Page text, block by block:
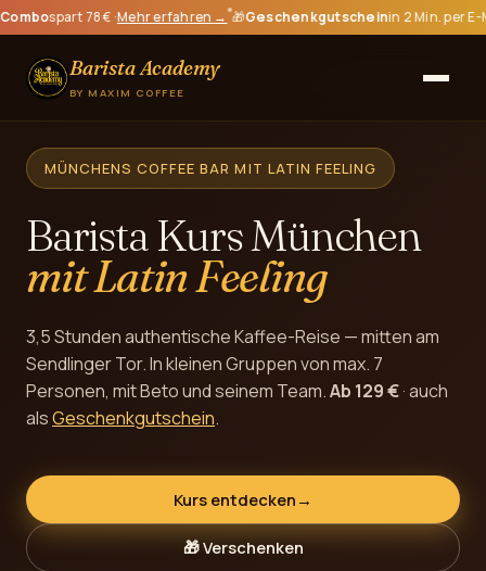
78 € ·Mehr erfahren → 🎁Geschenkgutscheinin 2 Min. per E-Mail ·Jetzt
Barista Academy
BY MAXIM COFFEE
MÜNCHENS COFFEE BAR MIT LATIN FEELING
Barista Kurs München
mit Latin Feeling
3,5 Stunden authentische Kaffee-Reise — mitten am
Sendlinger Tor. In kleinen Gruppen von max. 7
Personen, mit Beto und seinem Team.Ab 129 €· auch
alsGeschenkgutschein.
Kurs entdecken →
🎁 Verschenken